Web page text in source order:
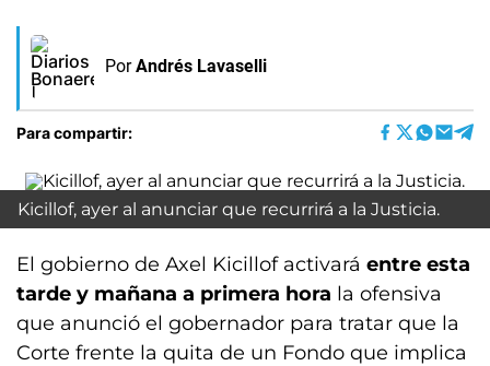
Por Andrés Lavaselli
Para compartir:
Kicillof, ayer al anunciar que recurrirá a la Justicia.
El gobierno de Axel Kicillof activará entre esta
tarde y mañana a primera hora la ofensiva
que anunció el gobernador para tratar que la
Corte frente la quita de un Fondo que implica